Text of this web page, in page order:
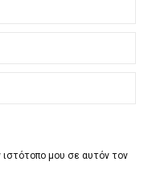
μου σε αυτόν τον